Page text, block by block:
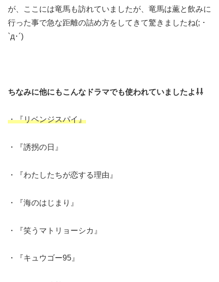
が、ここには竜馬も訪れていましたが、竜馬は薫と飲みに
行った事で急な距離の詰め方をしてきて驚きましたね(; ･
`д･´)
ちなみに他にもこんなドラマでも使われていましたよ⇩⇩
・『リベンジスパイ』
・『誘拐の日』
・『わたしたちが恋する理由』
・『海のはじまり』
・『笑うマトリョーシカ』
・『キュウゴー95』